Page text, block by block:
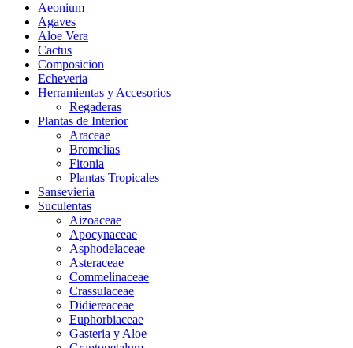
Aeonium
Agaves
Aloe Vera
Cactus
Composicion
Echeveria
Herramientas y Accesorios
Regaderas
Plantas de Interior
Araceae
Bromelias
Fitonia
Plantas Tropicales
Sansevieria
Suculentas
Aizoaceae
Apocynaceae
Asphodelaceae
Asteraceae
Commelinaceae
Crassulaceae
Didiereaceae
Euphorbiaceae
Gasteria y Aloe